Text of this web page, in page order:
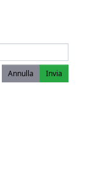
Annulla Invia